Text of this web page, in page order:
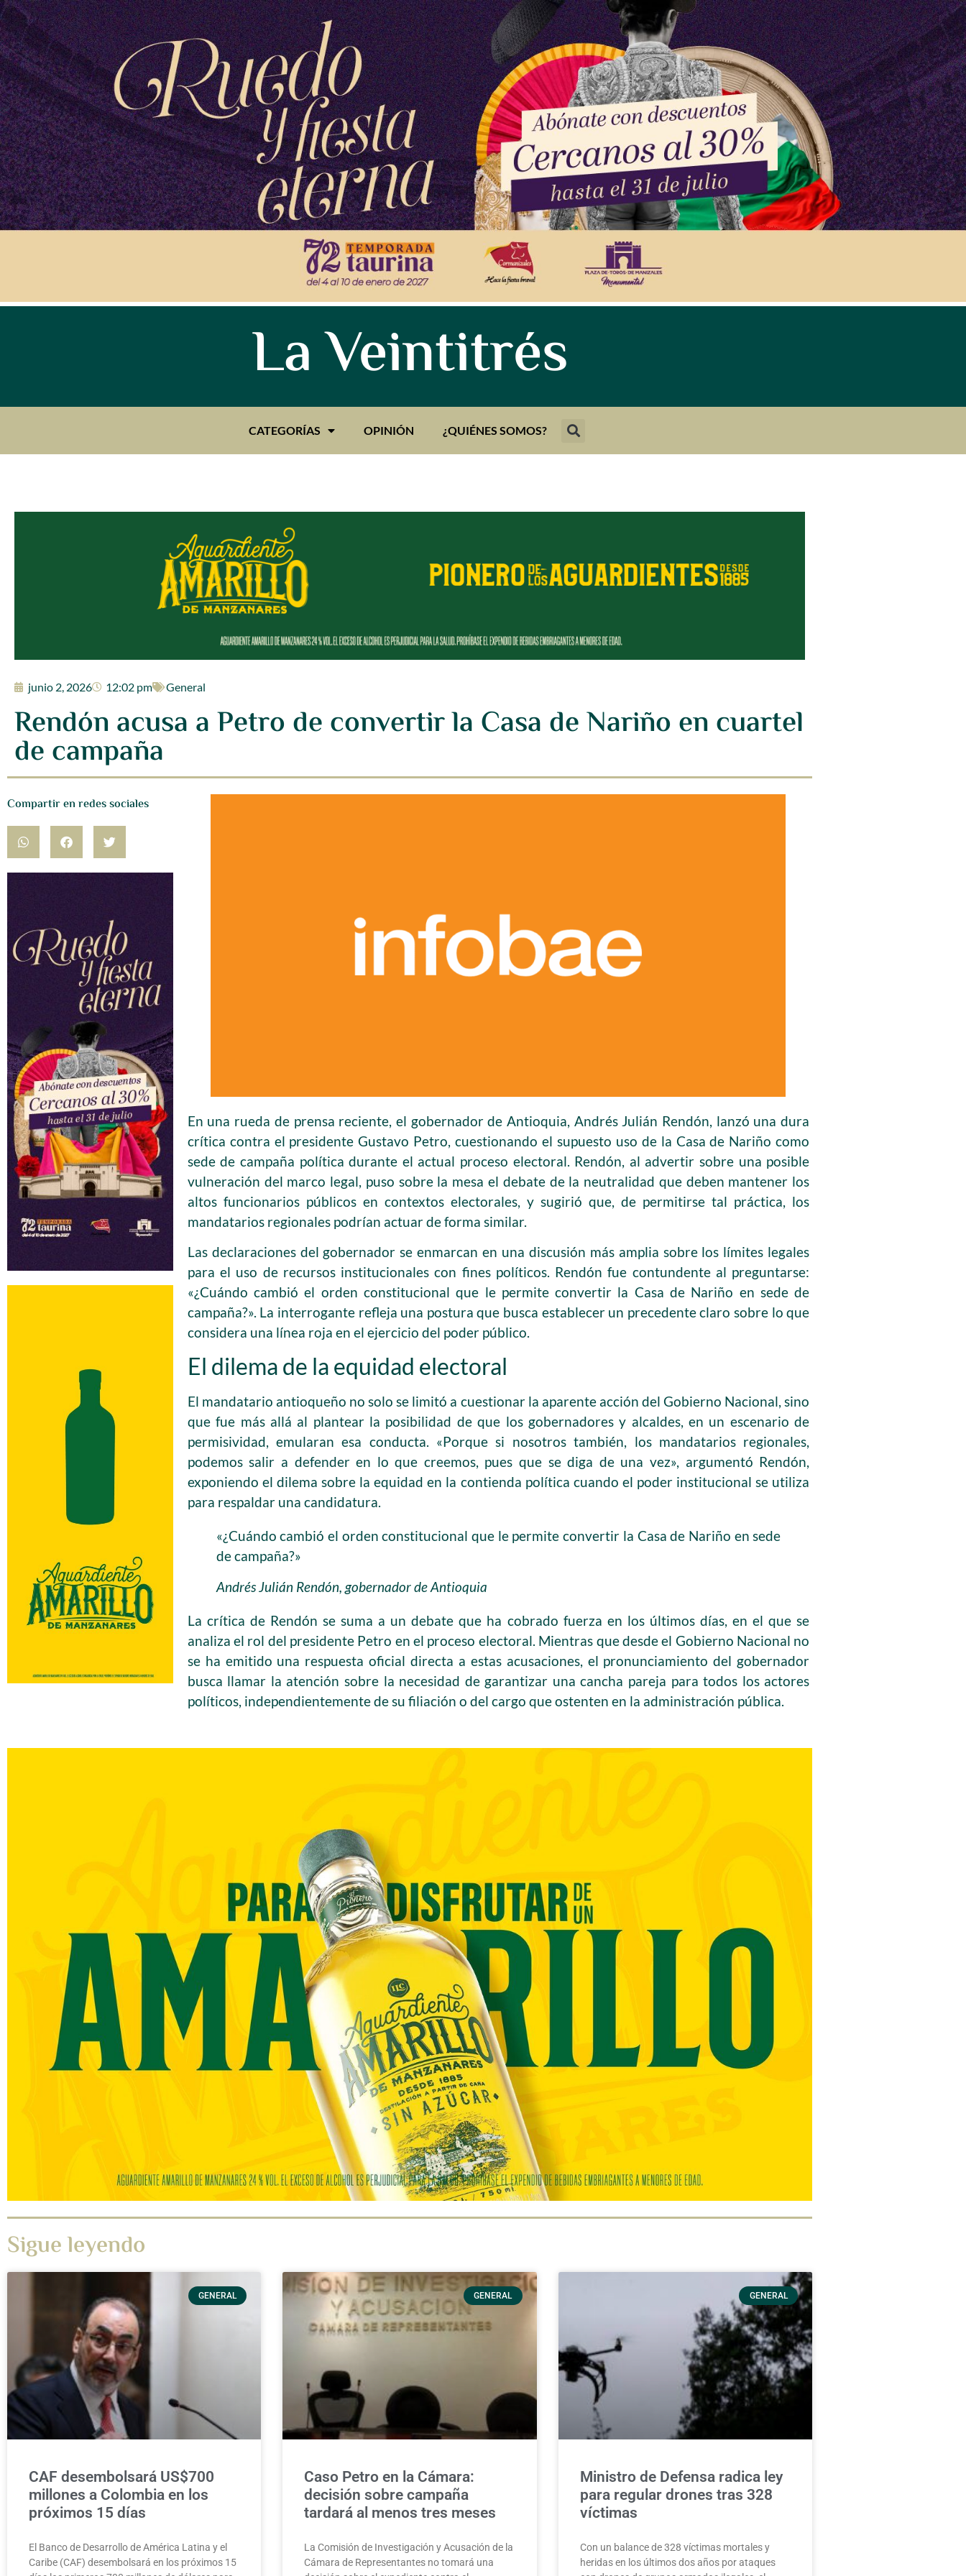
La Veintitrés
CATEGORÍAS OPINIÓN ¿QUIÉNES SOMOS?
junio 2, 2026 12:02 pm General
Rendón acusa a Petro de convertir la Casa de Nariño en cuartel
de campaña
Compartir en redes sociales
En una rueda de prensa reciente, el gobernador de Antioquia, Andrés Julián Rendón, lanzó una dura
crítica contra el presidente Gustavo Petro, cuestionando el supuesto uso de la Casa de Nariño como
sede de campaña política durante el actual proceso electoral. Rendón, al advertir sobre una posible
vulneración del marco legal, puso sobre la mesa el debate de la neutralidad que deben mantener los
altos funcionarios públicos en contextos electorales, y sugirió que, de permitirse tal práctica, los
mandatarios regionales podrían actuar de forma similar.
Las declaraciones del gobernador se enmarcan en una discusión más amplia sobre los límites legales
para el uso de recursos institucionales con fines políticos. Rendón fue contundente al preguntarse:
«¿Cuándo cambió el orden constitucional que le permite convertir la Casa de Nariño en sede de
campaña?». La interrogante refleja una postura que busca establecer un precedente claro sobre lo que
considera una línea roja en el ejercicio del poder público.
El dilema de la equidad electoral
El mandatario antioqueño no solo se limitó a cuestionar la aparente acción del Gobierno Nacional, sino
que fue más allá al plantear la posibilidad de que los gobernadores y alcaldes, en un escenario de
permisividad, emularan esa conducta. «Porque si nosotros también, los mandatarios regionales,
podemos salir a defender en lo que creemos, pues que se diga de una vez», argumentó Rendón,
exponiendo el dilema sobre la equidad en la contienda política cuando el poder institucional se utiliza
para respaldar una candidatura.
«¿Cuándo cambió el orden constitucional que le permite convertir la Casa de Nariño en sede
de campaña?»
Andrés Julián Rendón, gobernador de Antioquia
La crítica de Rendón se suma a un debate que ha cobrado fuerza en los últimos días, en el que se
analiza el rol del presidente Petro en el proceso electoral. Mientras que desde el Gobierno Nacional no
se ha emitido una respuesta oficial directa a estas acusaciones, el pronunciamiento del gobernador
busca llamar la atención sobre la necesidad de garantizar una cancha pareja para todos los actores
políticos, independientemente de su filiación o del cargo que ostenten en la administración pública.
Sigue leyendo
GENERAL
CAF desembolsará US$700
millones a Colombia en los
próximos 15 días
El Banco de Desarrollo de América Latina y el
Caribe (CAF) desembolsará en los próximos 15
GENERAL
Caso Petro en la Cámara:
decisión sobre campaña
tardará al menos tres meses
La Comisión de Investigación y Acusación de la
Cámara de Representantes no tomará una
GENERAL
Ministro de Defensa radica ley
para regular drones tras 328
víctimas
Con un balance de 328 víctimas mortales y
heridas en los últimos dos años por ataques